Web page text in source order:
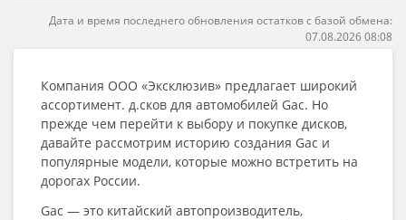
Дата и время последнего обновления остатков с базой обмена:
07.08.2026 08:08
Компания ООО «Эксклюзив» предлагает широкий
ассортимент. д.сков для автомобилей Gac. Но
прежде чем перейти к выбору и покупке дисков,
давайте рассмотрим историю создания Gac и
популярные модели, которые можно встретить на
дорогах России.
Gac — это китайский автопроизводитель,